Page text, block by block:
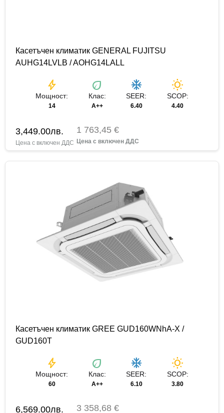
Касетъчен климатик GENERAL FUJITSU
AUHG14LVLB / AOHG14LALL
bolt
Мощност:
14
eco
Клас:
A++
ac_unit
SEER:
6.40
wb_sunny
SCOP:
4.40
3,449.00лв. 1 763,45 €
Касетъчен климатик GREE GUD160WNhA-X /
GUD160T
bolt
Мощност:
60
eco
Клас:
A++
ac_unit
SEER:
6.10
wb_sunny
SCOP:
3.80
6,569.00лв. 3 358,68 €